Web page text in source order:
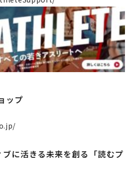
企業情報
製造・工場
題への取り組み
リクルート
ップ
に活きる未来を創る「読むプ